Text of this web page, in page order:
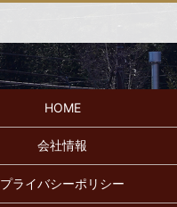
HOME
会社情報
プライバシーポリシー